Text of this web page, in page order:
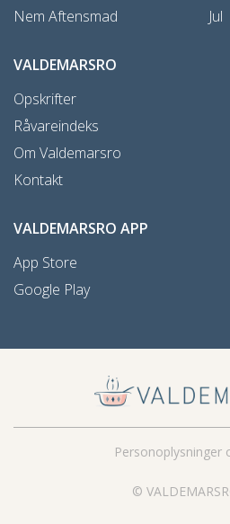
Nem Aftensmad
Jul
VALDEMARSRO
Opskrifter
Råvareindeks
Om Valdemarsro
Kontakt
VALDEMARSRO APP
App Store
Google Play
©
Personoplysninger